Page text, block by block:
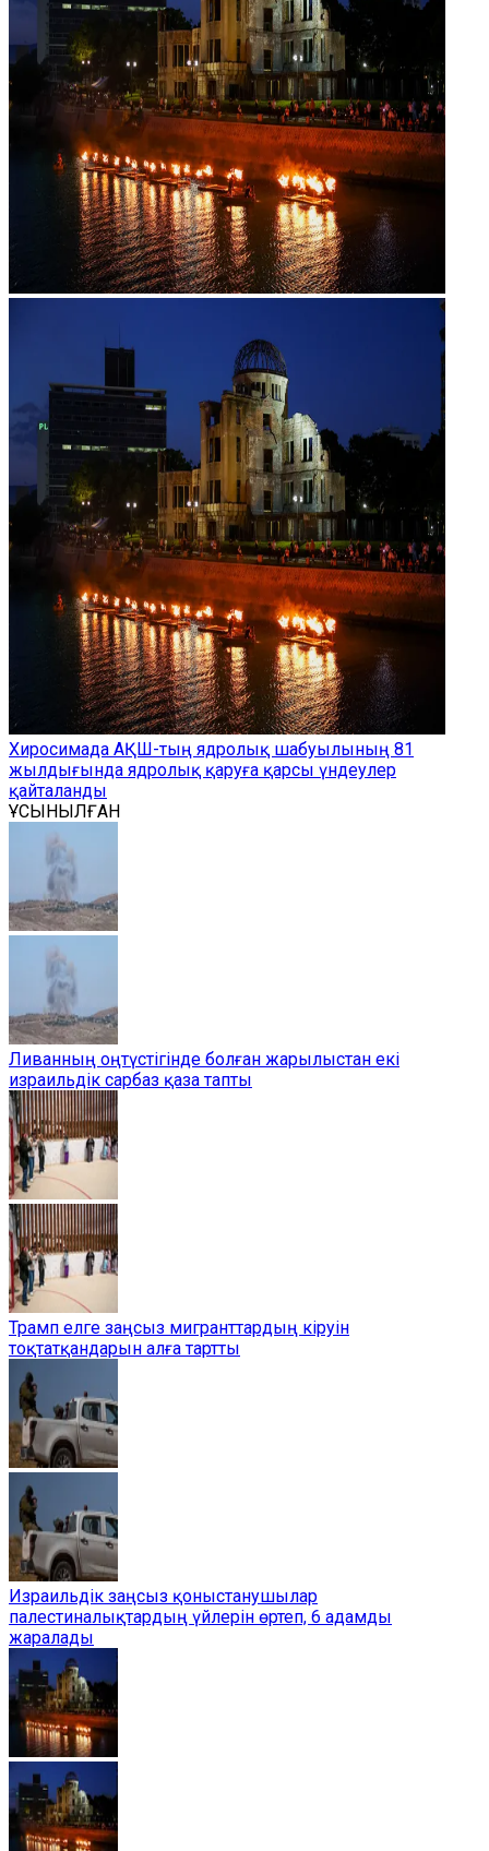
Хиросимада АҚШ-тың ядролық шабуылының 81
жылдығында ядролық қаруға қарсы үндеулер
қайталанды
ҰСЫНЫЛҒАН
Ливанның оңтүстігінде болған жарылыстан екі
израильдік сарбаз қаза тапты
Трамп елге заңсыз мигранттардың кіруін
тоқтатқандарын алға тартты
Израильдік заңсыз қоныстанушылар
палестиналықтардың үйлерін өртеп, 6 адамды
жаралады